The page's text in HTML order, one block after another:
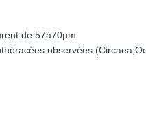
de 57à70µm.
observées